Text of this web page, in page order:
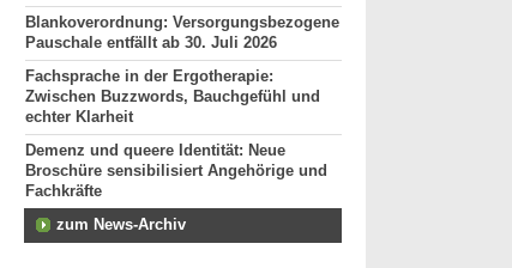
Blankoverordnung: Versorgungsbezogene
Pauschale entfällt ab 30. Juli 2026
Fachsprache in der Ergotherapie:
Zwischen Buzzwords, Bauchgefühl und
echter Klarheit
Demenz und queere Identität: Neue
Broschüre sensibilisiert Angehörige und
Fachkräfte
zum News-Archiv